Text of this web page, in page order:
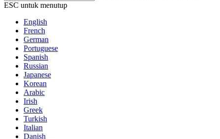
ESC untuk menutup
English
French
German
Portuguese
Spanish
Russian
Japanese
Korean
Arabic
Irish
Greek
Turkish
Italian
Danish